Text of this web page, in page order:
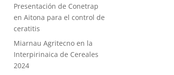
Presentación de Conetrap
en Aitona para el control de
ceratitis
Miarnau Agritecno en la
Interpirinaica de Cereales
2024